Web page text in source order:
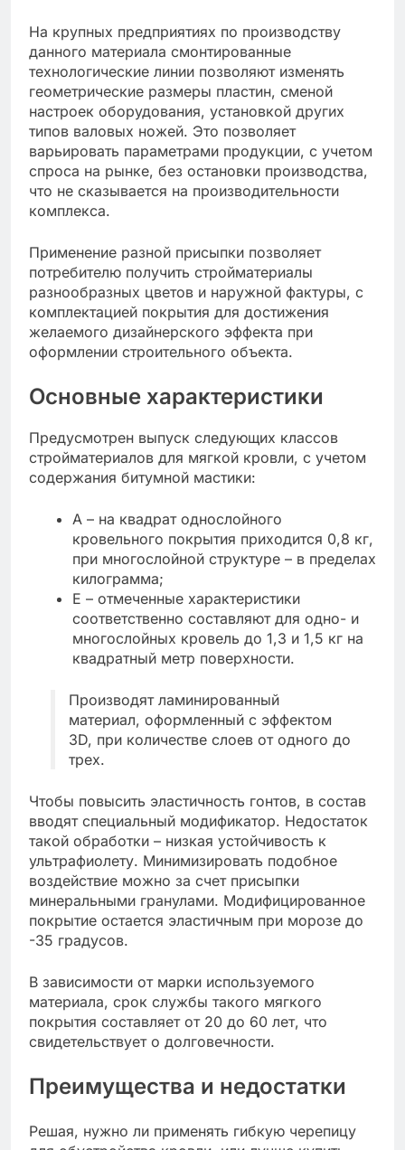
На крупных предприятиях по производству
данного материала смонтированные
технологические линии позволяют изменять
геометрические размеры пластин, сменой
настроек оборудования, установкой других
типов валовых ножей. Это позволяет
варьировать параметрами продукции, с учетом
спроса на рынке, без остановки производства,
что не сказывается на производительности
комплекса.
Применение разной присыпки позволяет
потребителю получить стройматериалы
разнообразных цветов и наружной фактуры, с
комплектацией покрытия для достижения
желаемого дизайнерского эффекта при
оформлении строительного объекта.
Основные характеристики
Предусмотрен выпуск следующих классов
стройматериалов для мягкой кровли, с учетом
содержания битумной мастики:
А – на квадрат однослойного
кровельного покрытия приходится 0,8 кг,
при многослойной структуре – в пределах
килограмма;
Е – отмеченные характеристики
соответственно составляют для одно- и
многослойных кровель до 1,3 и 1,5 кг на
квадратный метр поверхности.
Производят ламинированный
материал, оформленный с эффектом
3D, при количестве слоев от одного до
трех.
Чтобы повысить эластичность гонтов, в состав
вводят специальный модификатор. Недостаток
такой обработки – низкая устойчивость к
ультрафиолету. Минимизировать подобное
воздействие можно за счет присыпки
минеральными гранулами. Модифицированное
покрытие остается эластичным при морозе до
-35 градусов.
В зависимости от марки используемого
материала, срок службы такого мягкого
покрытия составляет от 20 до 60 лет, что
свидетельствует о долговечности.
Преимущества и недостатки
Решая, нужно ли применять гибкую черепицу